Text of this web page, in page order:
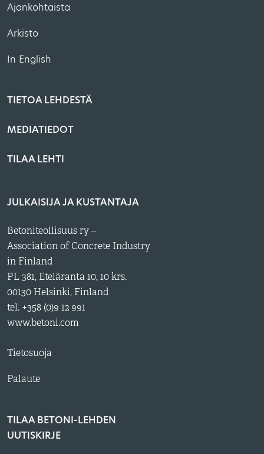
Ajankohtaista
Arkisto
In English
TIETOA LEHDESTÄ
MEDIATIEDOT
TILAA LEHTI
JULKAISIJA JA KUSTANTAJA
Betoniteollisuus ry –
Association of Concrete Industry
in Finland
PL 381, Eteläranta 10, 10 krs.
00130 Helsinki, Finland
tel. +358 (0)9 12 991
www.betoni.com
Tietosuoja
Palaute
TILAA BETONI-LEHDEN
UUTISKIRJE